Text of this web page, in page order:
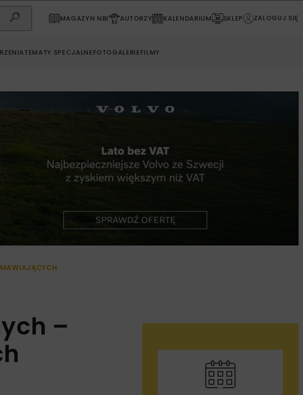
MAGAZYN NBI AUTORZY KALENDARIUM SKLEP ZALOGUJ SIĘ
TEMATY SPECJALNEFOTOGALERIEFILMY
–